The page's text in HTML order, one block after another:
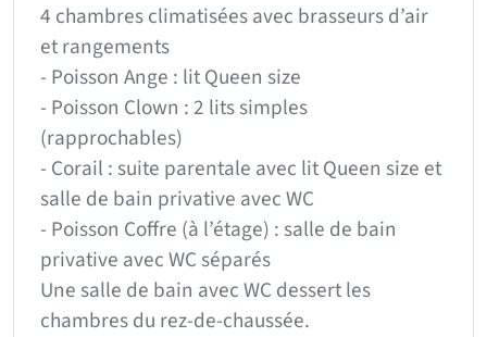
4 chambres climatisées avec brasseurs d’air
et rangements
- Poisson Ange : lit Queen size
- Poisson Clown : 2 lits simples
(rapprochables)
- Corail : suite parentale avec lit Queen size et
salle de bain privative avec WC
- Poisson Coffre (à l’étage) : salle de bain
privative avec WC séparés
Une salle de bain avec WC dessert les
chambres du rez-de-chaussée.